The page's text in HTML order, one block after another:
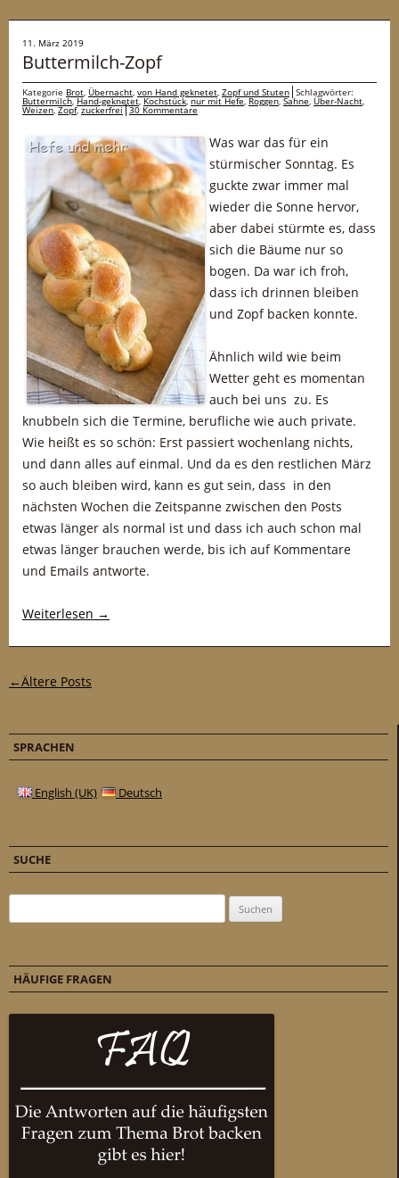
11. März 2019
Buttermilch-Zopf
Kategorie Brot, Übernacht, von Hand geknetet, Zopf und Stuten Schlagwörter:
Buttermilch,Hand-geknetet,Kochstück,nur mit Hefe,Roggen,Sahne, Über-Nacht,
Weizen,Zopf,zuckerfrei 30 Kommentare
Was war das für ein
stürmischer Sonntag. Es
guckte zwar immer mal
wieder die Sonne hervor,
aber dabei stürmte es, dass
sich die Bäume nur so
bogen. Da war ich froh,
dass ich drinnen bleiben
und Zopf backen konnte.
Ähnlich wild wie beim
Wetter geht es momentan
auch bei uns zu. Es
knubbeln sich die Termine, berufliche wie auch private.
Wie heißt es so schön: Erst passiert wochenlang nichts,
und dann alles auf einmal. Und da es den restlichen März
so auch bleiben wird, kann es gut sein, dass in den
nächsten Wochen die Zeitspanne zwischen den Posts
etwas länger als normal ist und dass ich auch schon mal
etwas länger brauchen werde, bis ich auf Kommentare
und Emails antworte.
Weiterlesen →
Post-Navigation
←Ältere Posts
SPRACHEN
English (UK) Deutsch
SUCHE
HÄUFIGE FRAGEN